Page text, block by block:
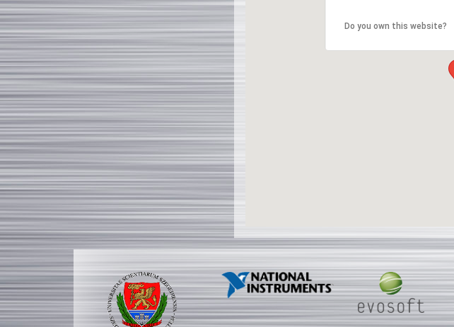
Do you own this website?